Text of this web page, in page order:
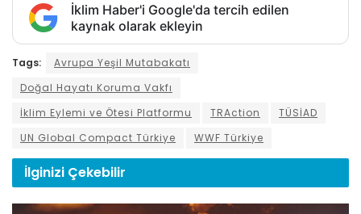
İklim Haber'i Google'da tercih edilen
kaynak olarak ekleyin
Tags:
Avrupa Yeşil Mutabakatı
Doğal Hayatı Koruma Vakfı
İklim Eylemi ve Ötesi Platformu
TRAction
TÜSİAD
UN Global Compact Türkiye
WWF Türkiye
İlginizi Çekebilir